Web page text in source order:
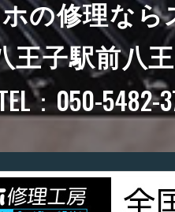
の修理なら
王子駅前八
：050-5482-